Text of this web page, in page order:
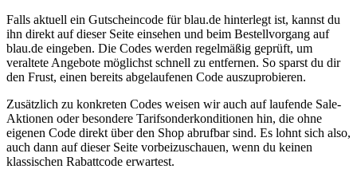
Falls aktuell ein Gutscheincode für blau.de hinterlegt ist, kannst du
ihn direkt auf dieser Seite einsehen und beim Bestellvorgang auf
blau.de eingeben. Die Codes werden regelmäßig geprüft, um
veraltete Angebote möglichst schnell zu entfernen. So sparst du dir
den Frust, einen bereits abgelaufenen Code auszuprobieren.
Zusätzlich zu konkreten Codes weisen wir auch auf laufende Sale-
Aktionen oder besondere Tarifsonderkonditionen hin, die ohne
eigenen Code direkt über den Shop abrufbar sind. Es lohnt sich also,
auch dann auf dieser Seite vorbeizuschauen, wenn du keinen
klassischen Rabattcode erwartest.